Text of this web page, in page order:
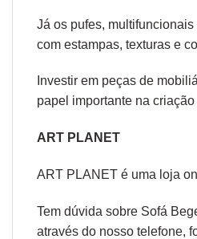
Já os pufes,
com estampas, texturas e
Investir em peças de
papel importante na
ART PLANET
ART PLANET é uma loja
Tem dúvida sobre Sofá
através do nosso telefone,